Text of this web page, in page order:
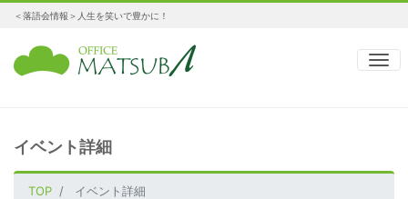
＜落語会情報＞人生を笑いで豊かに！
ナ
イベント詳細
TOP イベント詳細